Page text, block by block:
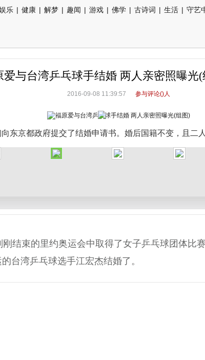
乐 | 健康 | 解梦 | 趣闻 | 游戏 | 佛学 | 古诗词 | 生活 | 守艺
爱与台湾乒乓球手结婚 两人亲密照曝光(
2016-09-08 11:39:57 参与评论()人
东京都政府提交了结婚申请书。婚后国籍不变，且二
结束的里约奥运会中取得了女子乒乓球团体比
台湾乒乓球选手江宏杰结婚了。